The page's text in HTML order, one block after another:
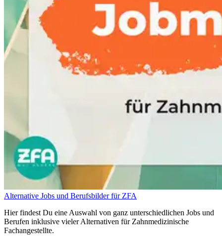
Alternative Jobs und Berufsbilder für ZFA
Hier findest Du eine Auswahl von ganz unterschiedlichen Jobs und
Berufen inklusive vieler Alternativen für Zahnmedizinische
Fachangestellte.